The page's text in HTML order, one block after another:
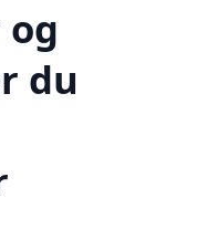
du